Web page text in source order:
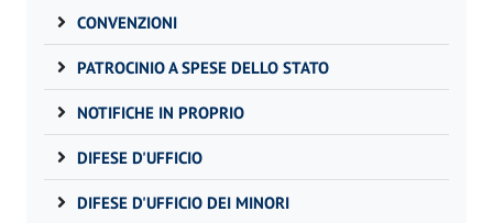
CONVENZIONI
PATROCINIO A SPESE DELLO STATO
NOTIFICHE IN PROPRIO
DIFESE D'UFFICIO
DIFESE D'UFFICIO DEI MINORI